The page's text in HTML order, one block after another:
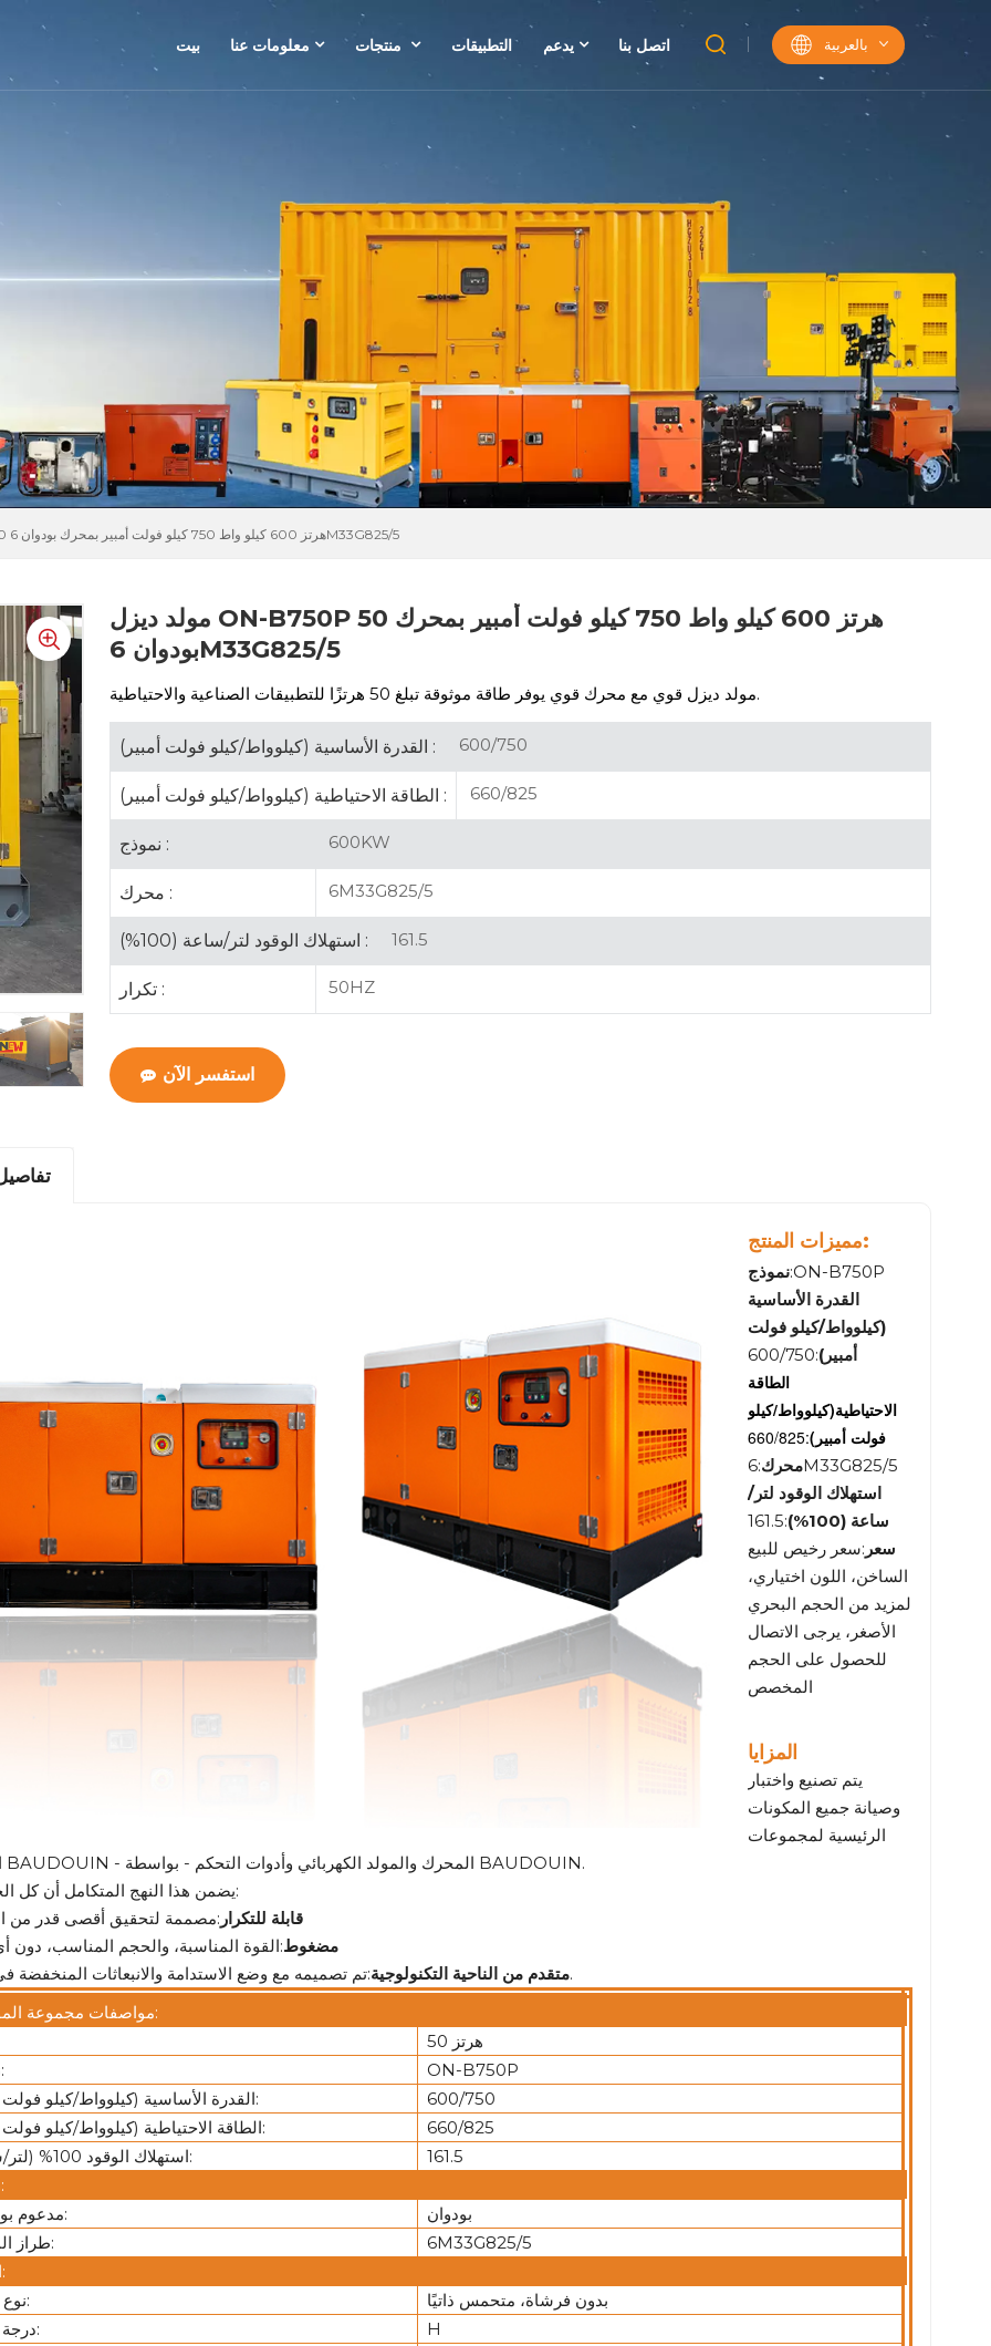
بيت معلومات عنا التطبيقات يدعم اتصل بنا بالعربية
مولد ديزل ON-B750P 50 هرتز 600 كيلو واط 750 كيلو فولت أمبير بمحرك بودوان 6M33G825/5
مولد ديزل ON-B750P 50 هرتز 600 كيلو واط 750 كيلو فولت أمبير بمحرك
بودوان 6M33G825/5
مولد ديزل قوي معمحرك قوي يوفر طاقة موثوقة تبلغ 50 هرتزًا للتطبيقات الصناعية والاحتياطية.
القدرة الأساسية (كيلوواط/كيلو فولت أمبير) : 600/750
الطاقة الاحتياطية (كيلوواط/كيلو فولت أمبير) : 660/825
نموذج : 600KW
محرك : 6M33G825/5
استهلاك الوقود لتر/ساعة (100%) : 161.5
تكرار : 50HZ
استفسر الآن
مميزات المنتج:
نموذج:ON-B750P
القدرة الأساسية
(كيلوواط/كيلو فولت
أمبير):600/750
الطاقة
الاحتياطية(كيلوواط/كيلو
فولت أمبير):660/825
محرك:6M33G825/5
استهلاك الوقود لتر/
ساعة (100%)
:161.5
سعر :سعر رخيص للبيع
الساخن، اللون اختياري،
لمزيد من الحجم البحري
الأصغر، يرجى الاتصال
للحصول على الحجم
المخصص
المزايا
يتم تصنيع واختبار
وصيانة جميع المكونات
الرئيسية لمجموعات
المولدات BAUDOUIN - المحرك والمولد الكهربائي وأدوات التحكم - بواسطة BAUDOUIN.
يضمن هذا النهج المتكامل أن كل الحلول هي:
قابلة للتكرار :مصممة لتحقيق أقصى قدر من
مضغوط:القوة المناسبة، والحجم المناسب، دون
متقدم من الناحية التكنولوجية:تم تصميمه مع وضع الاستدامة والانبعاثات المنخفضة في الاعتبار.
مواصفات مجموعة المولدات:
50 هرتز
نموذج:
ON-B750P
القدرة الأساسية (كيلوواط/كيلو فولت أمبير):
600/750
الطاقة الاحتياطية (كيلوواط/كيلو فولت أمبير):
660/825
استهلاك الوقود 100% (لتر/ساعة):
161.5
محرك:
مدعوم بواسطة:
بودوان
طراز المحرك:
6M33G825/5
المولد:
نوع المثير:
بدون فرشاة، متحمس ذاتيًا
درجة العزل:
H